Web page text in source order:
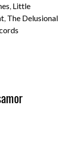
, Little
, The Delusional